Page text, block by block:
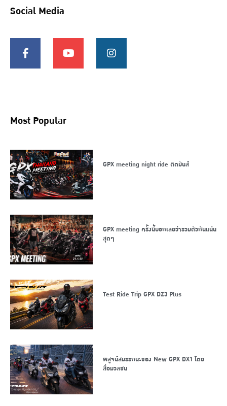
Social Media
Most Popular
GPX meeting night ride ติดมันส์
GPX meeting ครั้งนี้บอกเลยว่ารวมตัวกันแน่น
สุดๆ
Test Ride Trip GPX DZ3 Plus
พิสูจน์สมรรถนะของ New GPX DX1 โดย
สื่อมวลชน